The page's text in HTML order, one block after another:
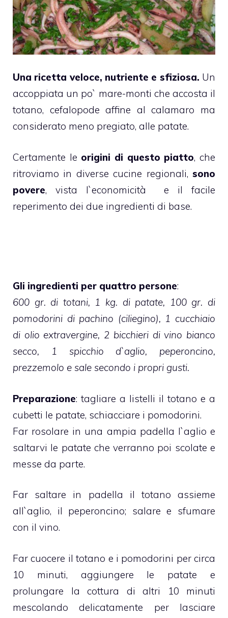
Una ricetta veloce, nutriente e sfiziosa. Un
accoppiata un po` mare-monti che accosta il
totano, cefalopode affine al calamaro ma
considerato meno pregiato, alle patate.
Certamente le origini di questo piatto, che
ritroviamo in diverse cucine regionali, sono
povere, vista l`economicità e il facile
reperimento dei due ingredienti di base.
Gli ingredienti per quattro persone:
600 gr. di totani, 1 kg. di patate, 100 gr. di
pomodorini di pachino (ciliegino), 1 cucchiaio
di olio extravergine, 2 bicchieri di vino bianco
secco, 1 spicchio d`aglio, peperoncino,
prezzemolo e sale secondo i propri gusti.
Preparazione: tagliare a listelli il totano e a
cubetti le patate, schiacciare i pomodorini.
Far rosolare in una ampia padella l`aglio e
saltarvi le patate che verranno poi scolate e
messe da parte.
Far saltare in padella il totano assieme
all`aglio, il peperoncino; salare e sfumare
con il vino.
Far cuocere il totano e i pomodorini per circa
10 minuti, aggiungere le patate e
prolungare la cottura di altri 10 minuti
mescolando delicatamente per lasciare